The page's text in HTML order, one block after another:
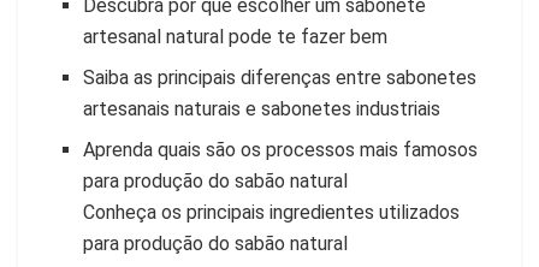
Descubra por que escolher um sabonete
artesanal natural pode te fazer bem
Saiba as principais diferenças entre sabonetes
artesanais naturais e sabonetes industriais
Aprenda quais são os processos mais famosos
para produção do sabão natural
Conheça os principais ingredientes utilizados
para produção do sabão natural